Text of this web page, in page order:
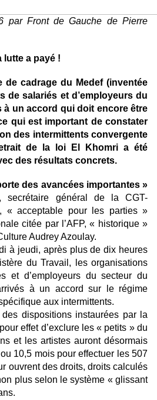
par Front de Gauche de Pierre
lutte a payé !
de cadrage du Medef (inventée
de salariés et d’employeurs du
à un accord qui doit encore être
qui est important de constater
des intermittents convergente
de la loi El Khomri a été
des résultats concrets.
des avancées importantes »
secrétaire général de la CGT-
« acceptable pour les parties »
citée par l’AFP, « historique »
Audrey Azoulay.
à jeudi, après plus de dix heures
du Travail, les organisations
et d’employeurs du secteur du
à un accord sur le régime
aux intermittents.
dispositions instaurées par la
effet d’exclure les « petits » du
et les artistes auront désormais
10,5 mois pour effectuer les 507
ouvrent des droits, droits calculés
plus selon le système « glissant